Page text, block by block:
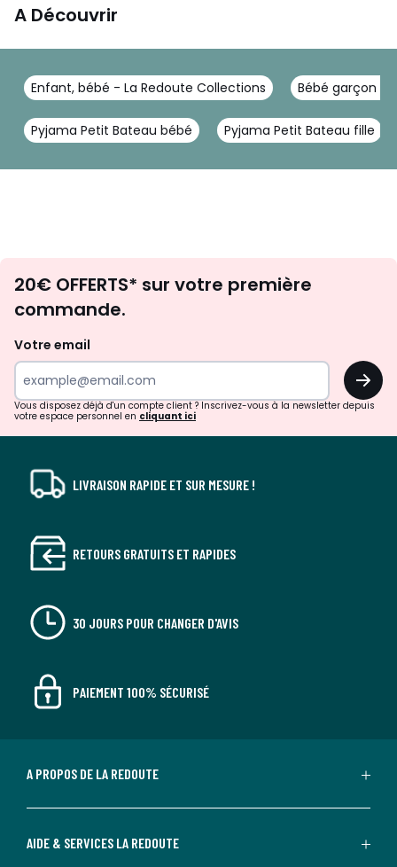
A Découvrir
Enfant, bébé - La Redoute Collections Bébé garçon -
Pyjama Petit Bateau bébé Pyjama Petit Bateau fille
d'inspirations
surprises?
20€ OFFERTS* sur votre première
commande.
Votre email
OK
Vous disposez déjà d'un compte client ? Inscrivez-vous à la newsletter depuis
votre espace personnel en cliquant ici
LIVRAISON RAPIDE ET SUR MESURE !
RETOURS GRATUITS ET RAPIDES
30 JOURS POUR CHANGER D'AVIS
PAIEMENT 100% SÉCURISÉ
A PROPOS DE LA REDOUTE
AIDE & SERVICES LA REDOUTE